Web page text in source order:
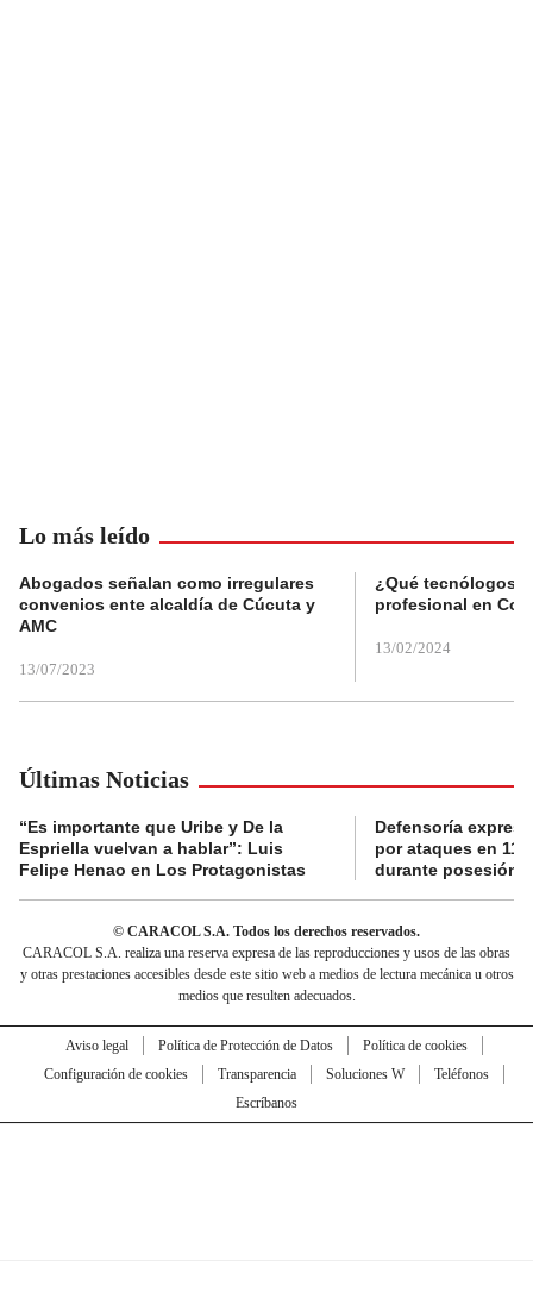
Lo más leído
Abogados señalan como irregulares
convenios ente alcaldía de Cúcuta y
AMC
13/07/2023
¿Qué tecnólogos
profesional en
13/02/2024
Últimas Noticias
“Es importante que Uribe y De la
Espriella vuelvan a hablar”: Luis
Felipe Henao en Los Protagonistas
Defensoría
por ataques en 11
durante posesión
© CARACOL S.A. Todos los derechos reservados.
CARACOL S.A. realiza una reserva expresa de las reproducciones y usos de las obras
y otras prestaciones accesibles desde este sitio web a medios de lectura mecánica u otros
medios que resulten adecuados.
Aviso legal Política de Protección de Datos
Política de cookies
Configuración de cookies
Transparencia Soluciones W
Teléfonos
Escríbanos